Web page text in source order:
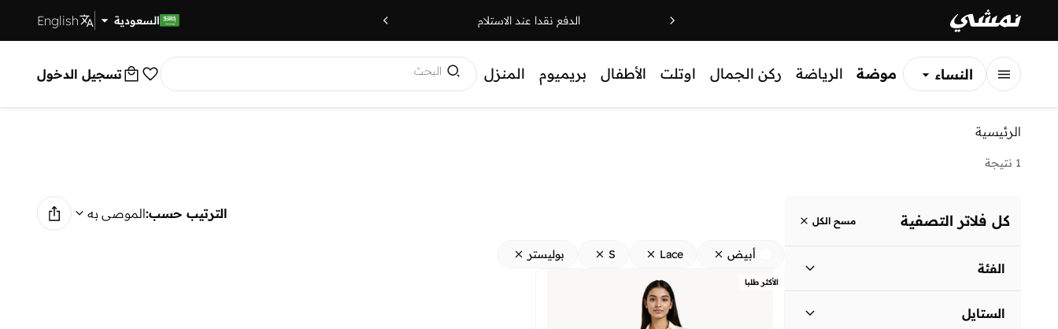
الدفع نقدا عند الاستلام توصيل سريع السعودية English
النساء
موضة الرياضة ركن الجمال اوتلت الأطفال بريميوم المنزل البحث تسجيل الدخول
الرئيسية
1 نتيجة
كل فلاتر التصفية مسح الكل
الفئة
نساء
الستايل
الترتيب حسب:الموصى به
أبيض Lace
S بوليستر
الأكثر طلبا